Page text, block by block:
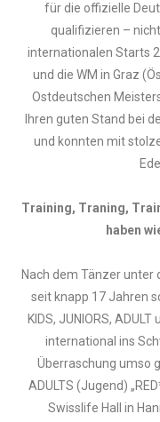
für die offizielle
qualifizieren –
internationalen Starts
und die WM in Graz
Ostdeutschen
Ihren guten Stand bei
und konnten mit
Training, Traning,
haben
Nach dem Tänzer unter
seit knapp 17 Jahren
KIDS, JUNIORS,
international ins
Überraschung umso
ADULTS (Jugend)
Swisslife Hall in